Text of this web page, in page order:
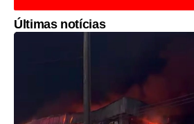
Últimas notícias